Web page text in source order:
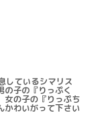
しているシマリス
の子の『りっぷく
女の子の『りっぷち
かわいがって下さい